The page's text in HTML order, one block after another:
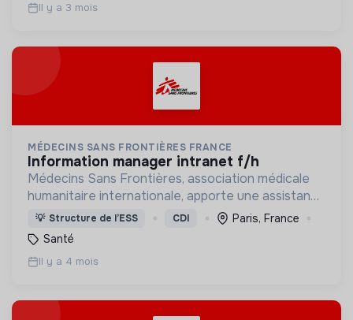
Il y a 3 mois
MÉDECINS SANS FRONTIÈRES FRANCE
information manager intranet f/h
Médecins Sans Frontières, association médicale
humanitaire internationale, apporte une assistance
médicale à des populations dont la vie est
menacée.
💡 Structure de l’ESS CDI
Paris, France
Santé
Il y a 4 mois